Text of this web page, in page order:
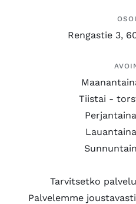
Rengastie 3,
Tiistai -
Tarvitsetko
Palvelemme